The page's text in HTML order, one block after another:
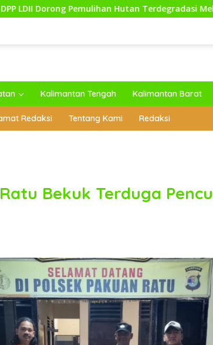
Hutan Terdegradasi Melalui Strategi
Kalimantan Tengah Kalimantan Barat
Redaksi Tentang Kami Redaksi
Bekuk Terduga